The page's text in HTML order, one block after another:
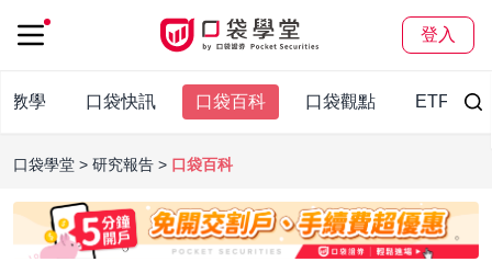
登入
教學 口袋快訊 口袋百科 口袋觀點 ETF
口袋學堂 研究報告 口袋百科